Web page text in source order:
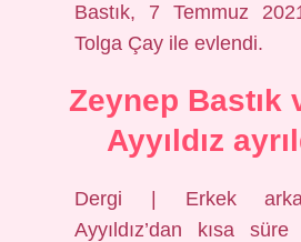
Bastık, 7 Temmuz
Tolga Çay ile evlendi.
Zeynep Bastık
Ayyıldız
Dergi | Erkek
Ayyıldız’dan kısa